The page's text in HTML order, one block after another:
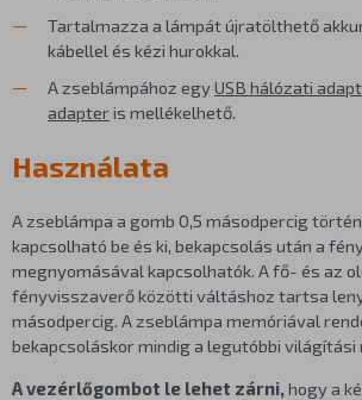
Tartalmazza a lámpát újratölthető
kábellel és kézi hurokkal.
A zseblámpához egyUSB hálózati
adapteris mellékelhető.
Használata
A zseblámpa a gomb 0,5 másodpercig
kapcsolható be és ki, bekapcsolás után a
megnyomásával kapcsolhatók. A fő- és az
fényvisszaverő közötti váltáshoz tartsa
másodpercig. A zseblámpa memóriával
bekapcsoláskor mindig a legutóbbi világítási
A vezérlőgombot le lehet zárni,hogy a